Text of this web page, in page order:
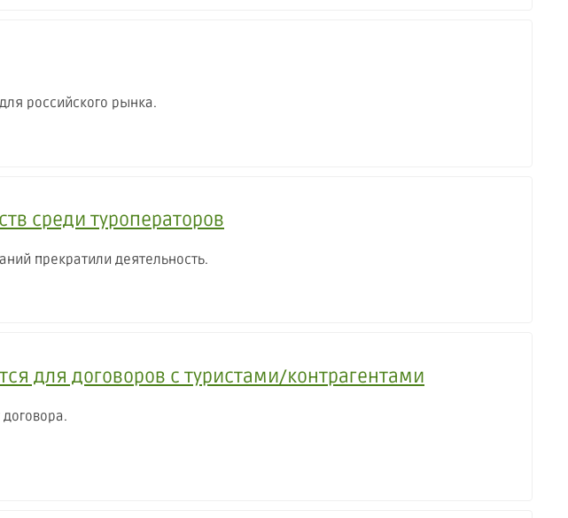
российского рынка.
среди туроператоров
прекратили деятельность.
для договоров с туристами/контрагентами